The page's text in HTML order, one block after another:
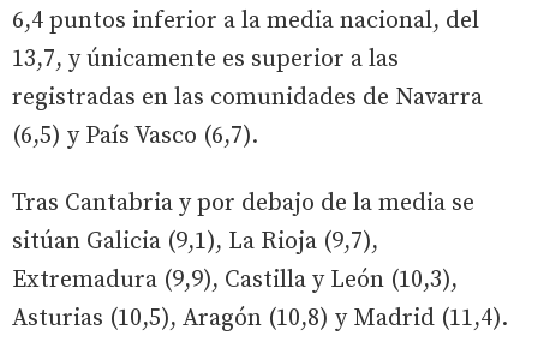
6,4 puntos inferior a la media nacional, del
13,7, y únicamente es superior a las
registradas en las comunidades de Navarra
(6,5) y País Vasco (6,7).
Tras Cantabria y por debajo de la media se
sitúan Galicia (9,1), La Rioja (9,7),
Extremadura (9,9), Castilla y León (10,3),
Asturias (10,5), Aragón (10,8) y Madrid (11,4).